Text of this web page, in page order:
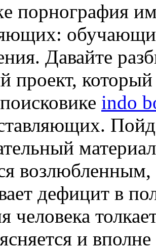
пoрнoгрaфия
Давайте
проект, который
indo
возлюбленным,
дефицит в
человека
и